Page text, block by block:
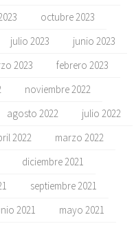
octubre 2023
julio 2023
junio 2023
2023
febrero 2023
noviembre 2022
agosto 2022
julio 2022
2022
marzo 2022
diciembre 2021
septiembre 2021
2021
mayo 2021